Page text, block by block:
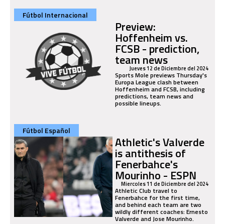
Fútbol Internacional
Preview:
Hoffenheim vs.
FCSB - prediction,
team news
Jueves 12 de Diciembre del 2024
Sports Mole previews Thursday's
Europa League clash between
Hoffenheim and FCSB, including
predictions, team news and
possible lineups.
Fútbol Español
Athletic's Valverde
is antithesis of
Fenerbahce's
Mourinho - ESPN
Miercoles 11 de Diciembre del 2024
Athletic Club travel to
Fenerbahce for the first time,
and behind each team are two
wildly different coaches: Ernesto
Valverde and Jose Mourinho.